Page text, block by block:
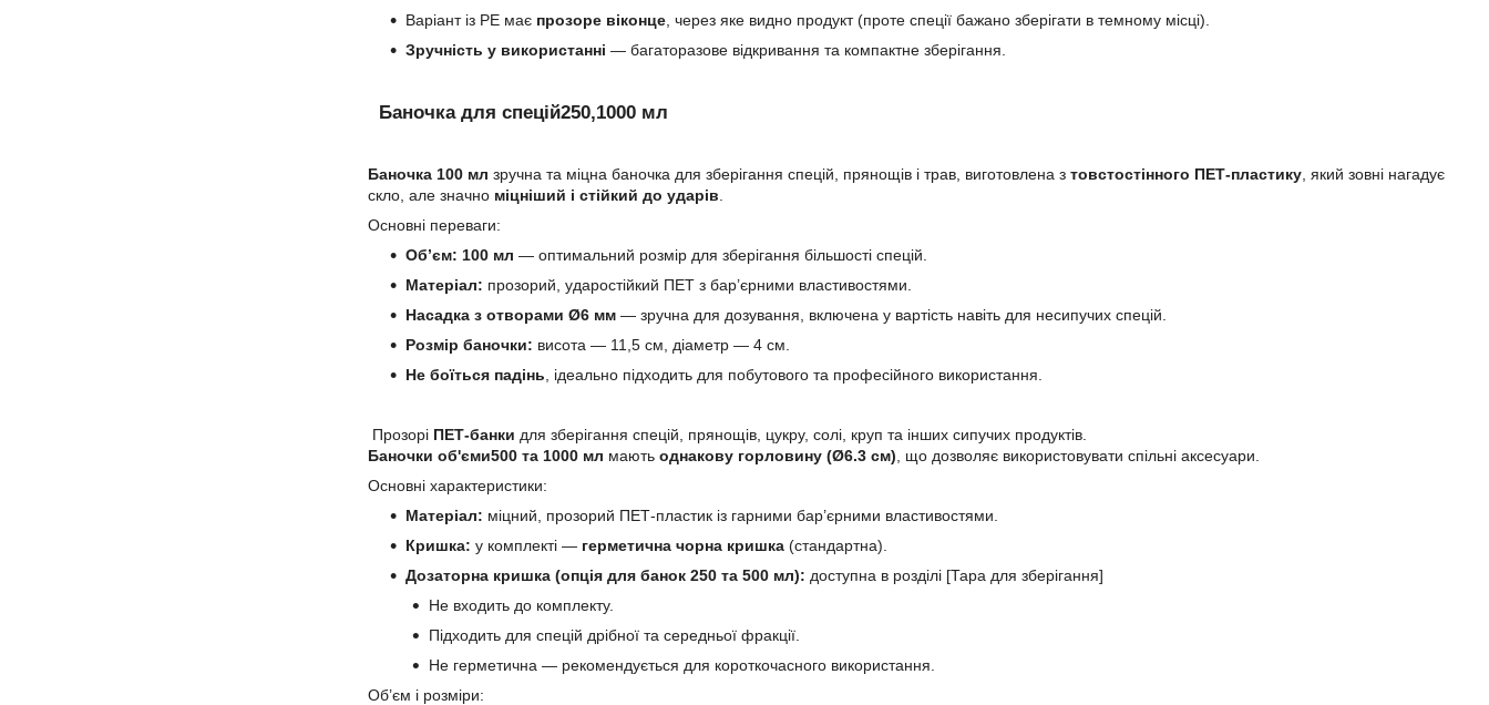
Варіант із РЕ має прозоре віконце , через яке видно продукт (проте спеції бажано зберігати в темному місці).
Зручність у використанні — багаторазове відкривання та компактне зберігання.
Баночка для спецій250,1000 мл
Баночка 100 мл зручна та міцна баночка для зберігання спецій, прянощів і трав, виготовлена з товстостінного ПЕТ-пластику , який зовні нагадує
скло, але значно міцніший і стійкий до ударів
Основні переваги:
Об’єм: 100 мл — оптимальний розмір для зберігання більшості спецій.
Матеріал: прозорий, ударостійкий ПЕТ з бар’єрними властивостями.
Насадка з отворами Ø6 мм — зручна для дозування, включена у вартість навіть для несипучих спецій.
Розмір баночки: висота — 11,5 см, діаметр — 4 см.
Не боїться падінь , ідеально підходить для побутового та професійного використання.
Прозорі ПЕТ-банки для зберігання спецій, прянощів, цукру, солі, круп та інших сипучих продуктів.
Баночки об'єми500 та 1000 мл мають однакову горловину (Ø6.3 см) , що дозволяє використовувати спільні аксесуари.
Основні характеристики:
Матеріал: міцний, прозорий ПЕТ-пластик із гарними бар’єрними властивостями.
Кришка: у комплекті — герметична чорна кришка (стандартна).
Дозаторна кришка (опція для банок 250 та 500 мл): доступна в розділі [Тара для зберігання]
Не входить до комплекту.
Підходить для спецій дрібної та середньої фракції.
Не герметична — рекомендується для короткочасного використання.
Об’єм і розміри: